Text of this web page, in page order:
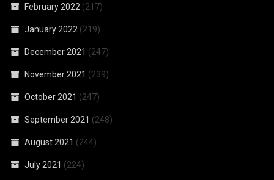
February 2022 (217)
January 2022 (219)
December 2021 (247)
November 2021 (239)
October 2021 (247)
September 2021 (248)
August 2021 (244)
July 2021 (224)